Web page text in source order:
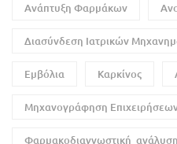
Ανάπτυξη Φαρμάκων
Διασύνδεση Ιατρικών
Εμβόλια Καρκίνος
Μηχανογράφηση
Φαρμακοδιαγνωστική